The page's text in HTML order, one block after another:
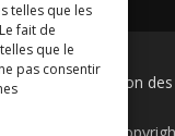
telles que les
fait de
que le
pas consentir
Gestion